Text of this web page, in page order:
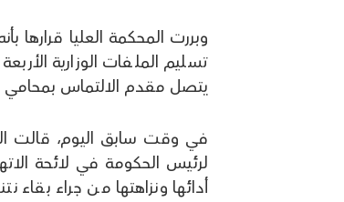
وبررت المحكمة العليا
تسليم الملفات الوزارية
يتصل مقدم الالتماس بمحامي
في وقت سابق اليوم، قالت
لرئيس الحكومة في لائحة
أدائها ونزاهتها من جراء بقاء